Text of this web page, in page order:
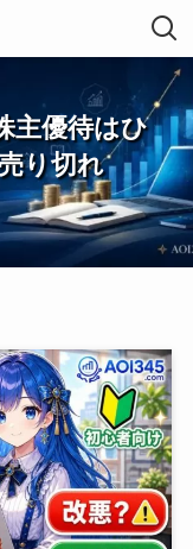
主優待はひ
り切れ